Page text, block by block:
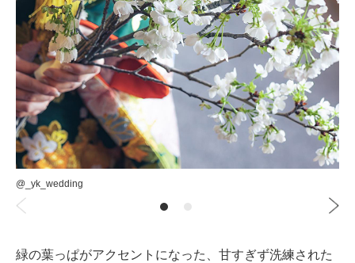
@_yk_wedding
緑の葉っぱがアクセントになった、甘すぎず洗練された